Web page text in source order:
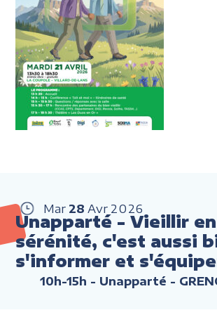
Mar 28 Avr 2026
Unapparté - Vieillir
sérénité, c'est aussi
s'informer et
10h-15h - Unapparté -